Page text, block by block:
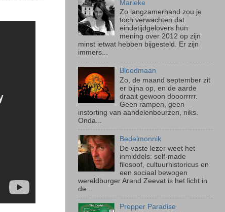
Marieke
Zo langzamerhand zou je
toch verwachten dat
eindetijdgelovers hun
mening over 2012 op zijn
minst ietwat hebben bijgesteld. Er zijn
immers...
Bloedmaan
Zo, de maand september zit
er bijna op, en de aarde
draait gewoon dooorrrrr.
Geen rampen, geen
instorting van aandelenbeurzen, niks.
Onda...
Bedelmonnik
De vaste lezer weet het
inmiddels: self-made
filosoof, cultuurhistoricus en
een sociaal bewogen
wereldburger Arend Zeevat is het licht in
de...
Prepper Paradise